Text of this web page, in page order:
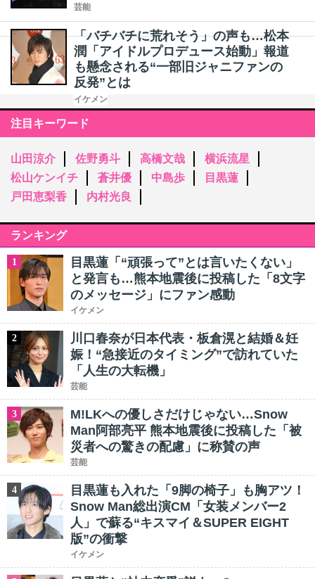
芸能
「バチバチに荒れそう」の声も…松本
潤「アイドルプロデュース始動」報道
も懸念される“一部旧ジャニファンの
反発”とは
イケメン
注目キーワード
山田涼介 佐野勇斗 高橋文哉
横浜流星
松山ケンイチ
蒼井優 中島歩
目黒蓮
戸田恵梨香
内村光良
ランキング
1
目黒蓮「“頑張って”とは言いたくない」
と発言も…熊本地震後に投稿した「8文字
のメッセージ」にファン感動
イケメン
2
川口春奈が日本代表・板倉滉と結婚＆妊
娠！“急接近のタイミング”で訪れていた
「人生の大転機」
芸能
3
M!LKへの優しさだけじゃない…Snow
Man阿部亮平 熊本地震後に投稿した「被
災者への驚きの配慮」に称賛の声
芸能
4
目黒蓮も入れた「9脚の椅子」も胸アツ！
Snow Man総出演CM「女装メンバー2
人」で蘇る“キスマイ＆SUPER EIGHT
版”の衝撃
イケメン